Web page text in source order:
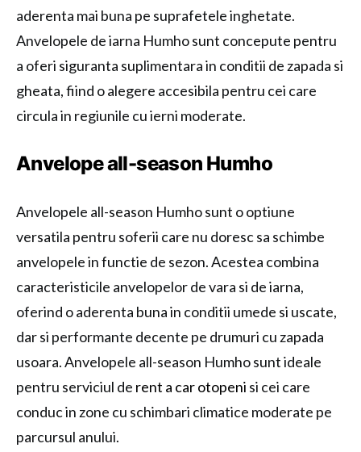
aderenta mai buna pe suprafetele inghetate.
Anvelopele de iarna Humho sunt concepute pentru
a oferi siguranta suplimentara in conditii de zapada si
gheata, fiind o alegere accesibila pentru cei care
circula in regiunile cu ierni moderate.
Anvelope all-season Humho
Anvelopele all-season Humho sunt o optiune
versatila pentru soferii care nu doresc sa schimbe
anvelopele in functie de sezon. Acestea combina
caracteristicile anvelopelor de vara si de iarna,
oferind o aderenta buna in conditii umede si uscate,
dar si performante decente pe drumuri cu zapada
usoara. Anvelopele all-season Humho sunt ideale
pentru serviciul de rent a car otopeni si cei care
conduc in zone cu schimbari climatice moderate pe
parcursul anului.